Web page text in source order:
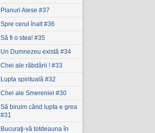
Planuri Alese #37
Spre cerul înalt #36
Să fi o stea! #35
Un Dumnezeu există #34
Chei ale răbdării ! #33
Lupta spirituală #32
Chei ale Smereniei #30
Să biruim când lupta e grea
#31
Bucuraţi-vă totdeauna în